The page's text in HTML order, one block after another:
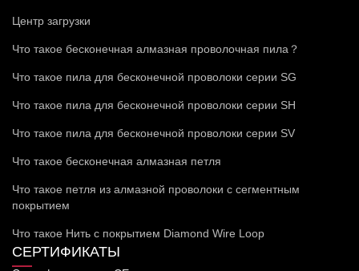
Центр загрузки
Что такое бесконечная алмазная проволочная пила？
Что такое пила для бесконечной проволоки серии SG
Что такое пила для бесконечной проволоки серии SH
Что такое пила для бесконечной проволоки серии SV
Что такое бесконечная алмазная петля
Что такое петля из алмазной проволоки с сегментным
покрытием
Что такое Нить с покрытием Diamond Wire Loop
СЕРТИФИКАТЫ